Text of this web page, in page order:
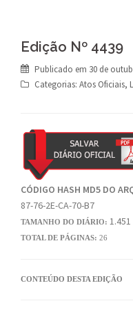
Edição Nº 4439
Publicado em 30 de
Categorias: Atos Oficiais,
CÓDIGO HASH MD5 DO
87-76-2E-CA-70-B7
TAMANHO DO DIÁRIO: 1.451
TOTAL DE PÁGINAS: 26
CONTEÚDO DESTA EDIÇÃO